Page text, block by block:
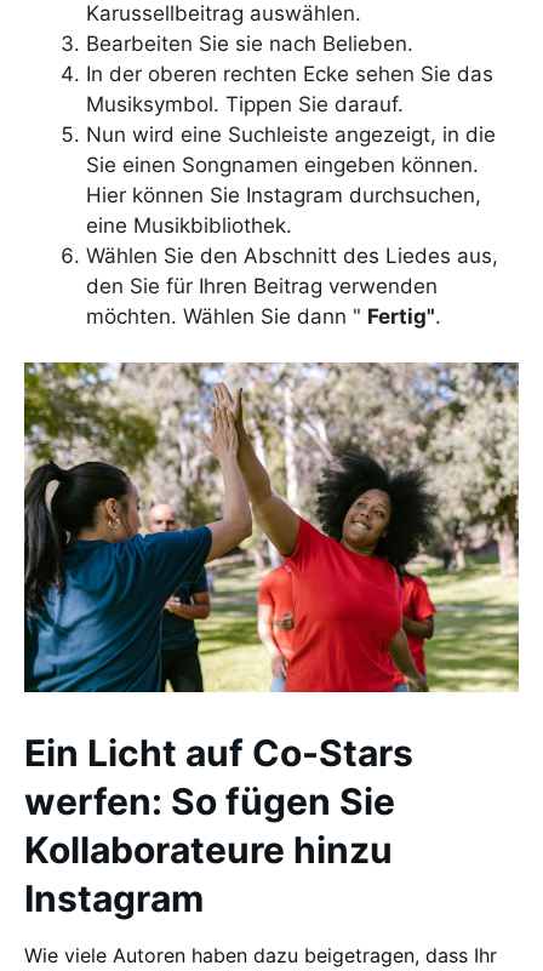
Karussellbeitrag auswählen.
Bearbeiten Sie sie nach Belieben.
In der oberen rechten Ecke sehen Sie das
Musiksymbol. Tippen Sie darauf.
Nun wird eine Suchleiste angezeigt, in die
Sie einen Songnamen eingeben können.
Hier können Sie Instagram durchsuchen,
eine Musikbibliothek.
Wählen Sie den Abschnitt des Liedes aus,
den Sie für Ihren Beitrag verwenden
möchten. Wählen Sie dann " Fertig".
Ein Licht auf Co-Stars
werfen: So fügen Sie
Kollaborateure hinzu
Instagram
Wie viele Autoren haben dazu beigetragen, dass Ihr